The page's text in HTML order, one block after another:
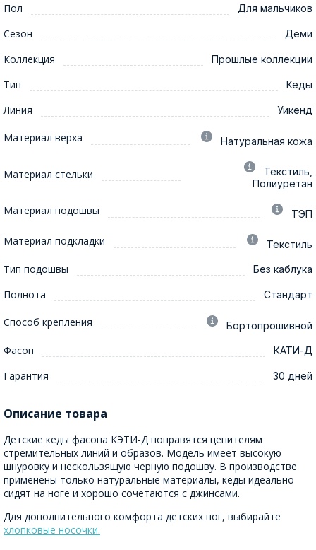
Пол Для мальчиков
Сезон Деми
Коллекция Прошлые коллекции
Тип Кеды
Линия Уикенд
Материал верха Натуральная кожа
Материал стельки
Текстиль,
Полиуретан
Материал подошвы ТЭП
Материал подкладки Текстиль
Тип подошвы Без каблука
Полнота Стандарт
Способ крепления Бортопрошивной
Фасон КАТИ-Д
Гарантия 30 дней
Описание товара
Детские кеды фасона КЭТИ-Д понравятся ценителям
стремительных линий и образов. Модель имеет высокую
шнуровку и нескользящую черную подошву. В производстве
применены только натуральные материалы, кеды идеально
сидят на ноге и хорошо сочетаются с джинсами.
Для дополнительного комфорта детских ног, выбирайте
хлопковые носочки.